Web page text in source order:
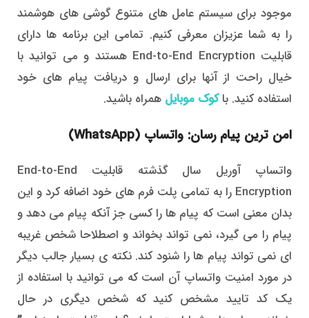
موجود برای سیستم عامل های متنوع گوشی های هوشمند
را به شما عزیزان معرفی کنیم. تمامی این برنامه ها دارای
قابلیت End-to-End Encryption هستند و می توانید با
خیال راحت از آنها برای ارسال و دریافت پیام های خود
استفاده کنید. باکوک موبایل همراه باشید.
امن ترین پیام رسان: واتساپ (WhatsApp)
واتساپ آوریل سال گذشته قابلیت End-to-End
Encryption را به تمامی پلت فرم های خود اضافه کرد و این
بدان معنی است که پیام ها را کسی جز آنکه پیام می دهد و
پیام را می گیرد، نمی تواند بخواند و اصطلاحا شخص غریبه
ای نمی تواند پیام ها را شنود کند. نکته ی بسیار جالب دیگر
در مورد امنیت واتساپ آن است که می توانید با استفاده از
یک کد تایید مشخص کنید که شخص دیگری در حال